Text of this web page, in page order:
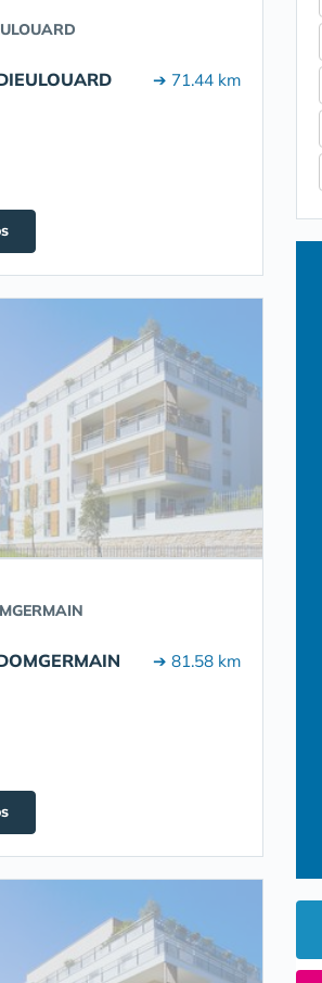
➔ 71.44 km
➔ 81.58 km